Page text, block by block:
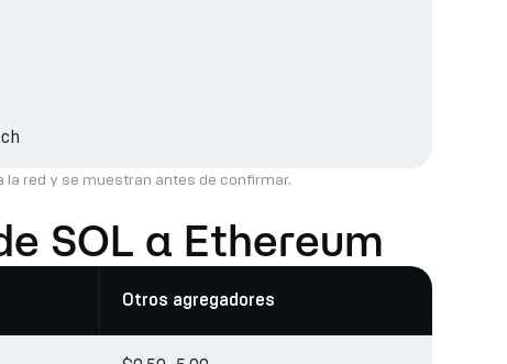
la red y se muestran antes de confirmar.
SOL a Ethereum
Otros agregadores